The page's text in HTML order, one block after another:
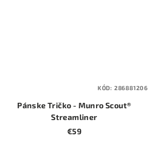
Pánske Tričko - Munro Scout®
Streamliner
€59
KÓD: 286881206